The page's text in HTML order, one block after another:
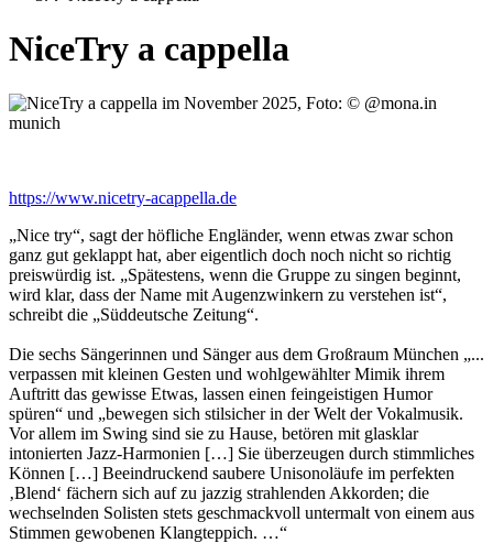
NiceTry a cappella
https://www.nicetry-acappella.de
„Nice try“, sagt der höfliche Engländer, wenn etwas zwar schon
ganz gut geklappt hat, aber eigentlich doch noch nicht so richtig
preiswürdig ist. „Spätestens, wenn die Gruppe zu singen beginnt,
wird klar, dass der Name mit Augenzwinkern zu verstehen ist“​,
schreibt die „​Süddeutsche Zeitung“​​.
Die sechs Sängerinnen und Sänger aus dem Großraum München „​...
verpassen mit kleinen Gesten und wohlgewählter Mimik ihrem
Auftritt das gewisse Etwas, lassen einen feingeistigen Humor
spüren“​​ und „bewegen sich stilsicher in der Welt der Vokalmusik.
Vor allem im Swing sind sie zu Hause, betören mit glasklar
intonierten Jazz-Harmonien […] Sie überzeugen durch stimmliches
Können […] Beeindruckend saubere Unisonoläufe im perfekten
‚Blend‘ fächern sich auf zu jazzig strahlenden Akkorden; die
wechselnden Solisten stets geschmackvoll untermalt von einem aus
Stimmen gewobenen Klangteppich. …“